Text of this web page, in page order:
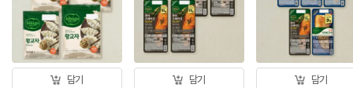
담기 담기 담기